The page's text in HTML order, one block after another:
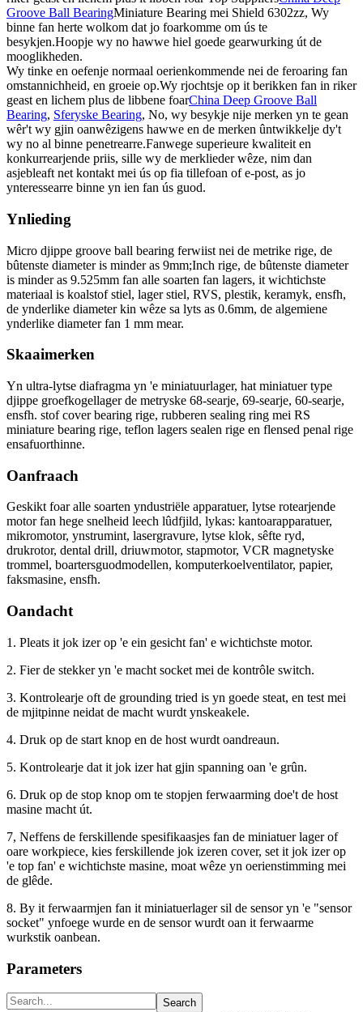
Groove Ball BearingMiniature Bearing mei Shield 6302zz, Wy
binne fan herte wolkom dat jo foarkomme om ús te
besykjen.Hoopje wy no hawwe hiel goede gearwurking út de
mooglikheden.
Wy tinke en oefenje normaal oerienkommende nei de feroaring fan
omstannichheid, en groeie op.Wy rjochtsje op it berikken fan in riker
geast en lichem plus de libbene foarChina Deep Groove Ball
Bearing, Sferyske Bearing, No, wy besykje nije merken yn te gean
wêr't wy gjin oanwêzigens hawwe en de merken ûntwikkelje dy't
wy no al binne penetrearre.Fanwege superieure kwaliteit en
konkurrearjende priis, sille wy de merklieder wêze, nim dan
asjebleaft net kontakt mei ús op fia tillefoan of e-post, as jo
ynteressearre binne yn ien fan ús guod.
Ynlieding
Micro djippe groove ball bearing ferwiist nei de metrike rige, de
bûtenste diameter is minder as 9mm;Inch rige, de bûtenste diameter
is minder as 9.525mm fan alle soarten fan lagers, it wichtichste
materiaal is koalstof stiel, lager stiel, RVS, plestik, keramyk, ensfh,
de ynderlike diameter kin wêze sa lyts as 0.6mm, de algemiene
ynderlike diameter fan 1 mm mear.
Skaaimerken
Yn ultra-lytse diafragma yn 'e miniatuurlager, hat miniatuer type
djippe groefkogellager de metryske 68-searje, 69-searje, 60-searje,
ensfh. stof cover bearing rige, rubberen sealing ring mei RS
miniature bearing rige, teflon lagers sealen rige en flensed penal rige
ensafuorthinne.
Oanfraach
Geskikt foar alle soarten yndustriële apparatuer, lytse rotearjende
motor fan hege snelheid leech lûdfjild, lykas: kantoarapparatuer,
mikromotor, ynstrumint, lasergravure, lytse klok, sêfte ryd,
drukrotor, dental drill, driuwmotor, stapmotor, VCR magnetyske
trommel, boartersguodmodellen, komputerkoelventilator, papier,
faksmasine, ensfh.
Oandacht
1. Pleats it jok izer op 'e ein gesicht fan' e wichtichste motor.
2. Fier de stekker yn 'e macht socket mei de kontrôle switch.
3. Kontrolearje oft de grounding tried is yn goede steat, en test mei
de mjitpinne neidat de macht wurdt ynskeakele.
4. Druk op de start knop en de host wurdt oandreaun.
5. Kontrolearje dat it jok izer hat gjin spanning oan 'e grûn.
6. Druk op de stop knop om te stopjen ferwaarming doe't de host
masine macht út.
7, Neffens de ferskillende spesifikaasjes fan de miniatuer lager of
oare workpiece, kies ferskillende jok izeren cover, set it jok izer op
'e top fan' e wichtichste masine, moat wêze yn oerienstimming mei
de glêde.
8. By it ferwaarmjen fan it miniatuerlager sil de sensor yn 'e "sensor
socket" ynfoege wurde en de sensor wurdt oan it ferwaarme
wurkstik oanbean.
Parameters